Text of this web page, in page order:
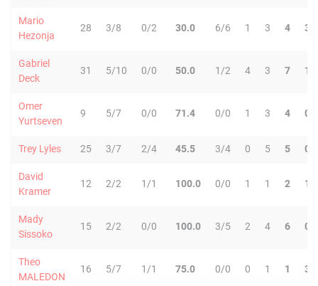
Mario
Hezonja
28 3/8 0/2 30.0 6/6 1 3 4 3
Gabriel
Deck
31 5/10 0/0 50.0 1/2 4 3 7 1
Omer
Yurtseven
9 5/7 0/0 71.4 0/0 1 3 4 0
Trey Lyles 25 3/7 2/4 45.5 3/4 0 5 5 0
David
Kramer
12 2/2 1/1 100.0 0/0 1 1 2 1
Mady
Sissoko
15 2/2 0/0 100.0 3/5 2 4 6 0
Theo
MALEDON
16 5/7 1/1 75.0 0/0 0 1 1 3